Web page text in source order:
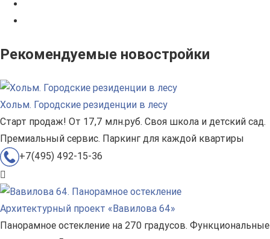
Рекомендуемые новостройки
Хольм. Городские резиденции в лесу
Старт продаж! От 17,7 млн.руб. Своя школа и детский сад.
Премиальный сервис. Паркинг для каждой квартиры
+7(495) 492-15-36
Архитектурный проект «Вавилова 64»
Панорамное остекление на 270 градусов. Функциональные